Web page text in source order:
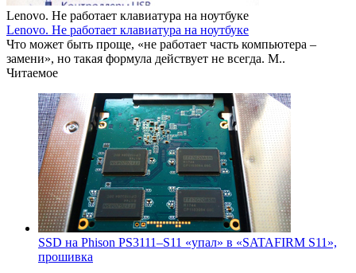
Lenovo. Не работает клавиатура на ноутбуке
Lenovo. Не работает клавиатура на ноутбуке
Что может быть проще, «не работает часть компьютера –
замени», но такая формула действует не всегда. М..
Читаемое
SSD на Phison PS3111–S11 «упал» в «SATAFIRM S11»,
прошивка